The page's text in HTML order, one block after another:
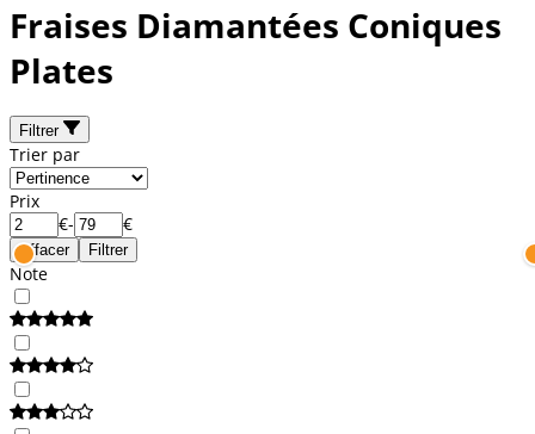
Fraises Diamantées Coniques
Plates
Filtrer
Trier par
Prix
€- €
Effacer Filtrer
Note